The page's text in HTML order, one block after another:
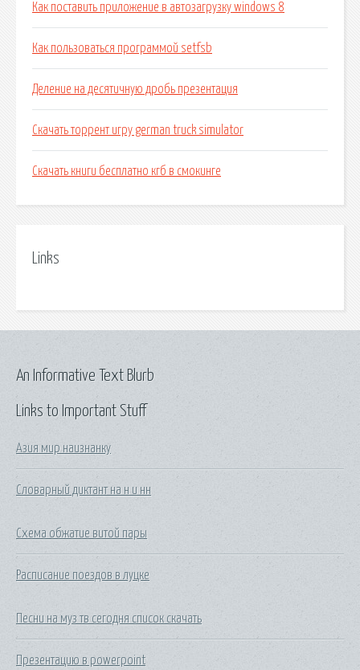
Как поставить приложение в автозагрузку windows 8
Как пользоваться программой setfsb
Деление на десятичную дробь презентация
Скачать торрент игру german truck simulator
Скачать книги бесплатно кгб в смокинге
Links
Links to Important Stuff
Азия мир наизнанку
Словарный диктант на н и нн
Схема обжатие витой пары
Расписание поездов в луцке
Песни на муз тв сегодня список скачать
Презентацию в powerpoint
An Informative Text Blurb